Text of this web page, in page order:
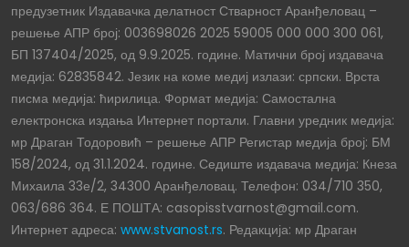
предузетник Издавачка делатност Стварност Аранђеловац –
решење АПР број: 003698026 2025 59005 000 000 300 061,
БП 137404/2025, од 9.9.2025. године. Матични број издавача
медија: 62835842. Језик на коме медиј излази: српски. Врста
писма медија: ћирилица. Формат медија: Самостална
електронска издања Интернет портали. Главни уредник медија:
мр Драган Тодоровић – решење АПР Регистар медија број: БМ
158/2024, од 31.1.2024. године. Седиште издавача медија: Кнеза
Михаила 33е/2, 34300 Аранђеловац. Телефон: 034/710 350,
063/686 364. Е ПОШТА: casopisstvarnost@gmail.com.
Интернет адреса: www.stvanost.rs. Редакција: мр Драган